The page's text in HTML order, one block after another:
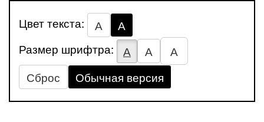
Цвет текста: А
А
Размер шрифтра:
А А
А
Сброс
Обычная версия